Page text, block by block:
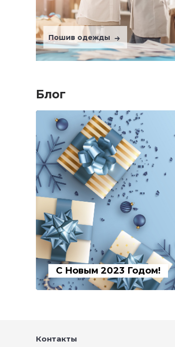
Пошив одежды
Блог
С Новым 2023 Годом!
Контакты